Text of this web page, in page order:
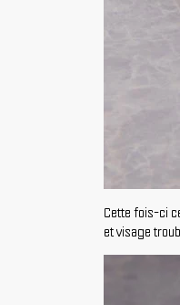
Cette fois-ci
et visage